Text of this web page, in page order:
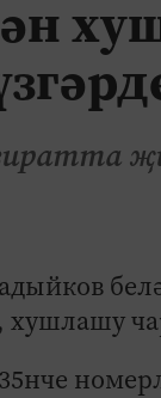
хушлашу